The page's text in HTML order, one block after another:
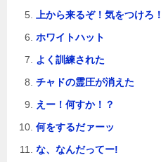
上から来るぞ！気をつけろ！
ホワイトハット
よく訓練された
チャドの霊圧が消えた
えー！何すか！？
何をするだァーッ
な、なんだってー!